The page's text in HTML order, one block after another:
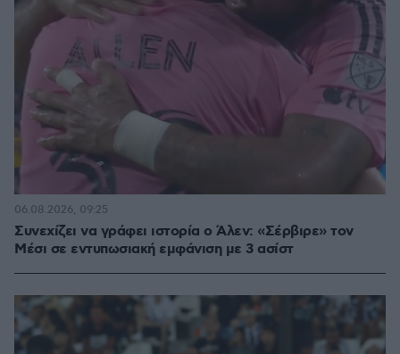
Συνεχίζει να γράφει ιστορία ο Άλεν: «Σέρβιρε» τον
Μέσι σε εντυπωσιακή εμφάνιση με 3 ασίστ
06.08.2026, 09:25